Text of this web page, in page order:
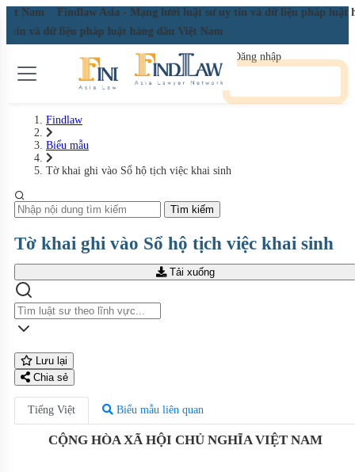
NamFindlaw Asia - Mạng lưới luật sư uy tín và dữ liệu pháp luật
và dữ liệu pháp luật hàng đầu Việt Nam
Đăng nhập
Findlaw
Biểu mẫu
Tờ khai ghi vào Sổ hộ tịch việc khai sinh
Tìm kiếm
Tờ khai ghi vào Sổ hộ tịch việc khai sinh
Tải xuống
Lưu lại
Chia sẻ
Tiếng Việt Biểu mẫu liên quan
CỘNG HÒA XÃ HỘI CHỦ NGHĨA VIỆT NAM